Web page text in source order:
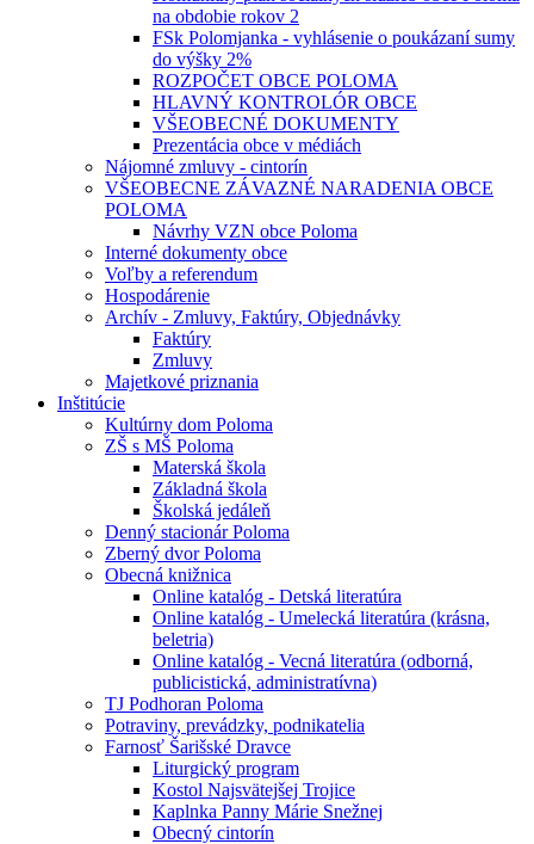
na obdobie rokov 2
FSk Polomjanka - vyhlásenie o poukázaní sumy
do výšky 2%
ROZPOČET OBCE POLOMA
HLAVNÝ KONTROLÓR OBCE
VŠEOBECNÉ DOKUMENTY
Prezentácia obce v médiách
Nájomné zmluvy - cintorín
VŠEOBECNE ZÁVAZNÉ NARADENIA OBCE
POLOMA
Návrhy VZN obce Poloma
Interné dokumenty obce
Voľby a referendum
Hospodárenie
Archív - Zmluvy, Faktúry, Objednávky
Faktúry
Zmluvy
Majetkové priznania
Inštitúcie
Kultúrny dom Poloma
ZŠ s MŠ Poloma
Materská škola
Základná škola
Školská jedáleň
Denný stacionár Poloma
Zberný dvor Poloma
Obecná knižnica
Online katalóg - Detská literatúra
Online katalóg - Umelecká literatúra (krásna,
beletria)
Online katalóg - Vecná literatúra (odborná,
publicistická, administratívna)
TJ Podhoran Poloma
Potraviny, prevádzky, podnikatelia
Farnosť Šarišské Dravce
Liturgický program
Kostol Najsvätejšej Trojice
Kaplnka Panny Márie Snežnej
Obecný cintorín